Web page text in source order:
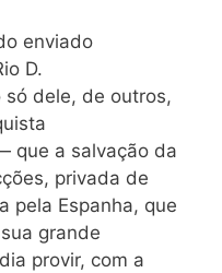
enviado
D.
dele, de outros,
que a salvação da
privada de
pela Espanha, que
grande
provir, com a